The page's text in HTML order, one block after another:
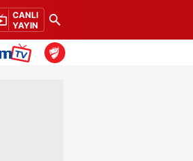
CANLI
YAYIN